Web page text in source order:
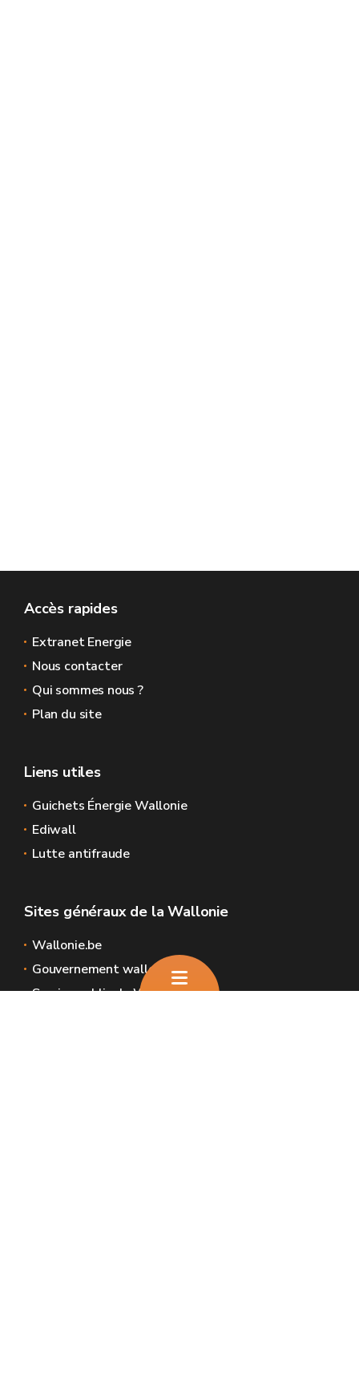
Accès rapides
Extranet Energie
Nous contacter
Qui sommes nous ?
Plan du site
Liens utiles
Guichets Énergie Wallonie
Ediwall
Lutte antifraude
Sites généraux de la Wallonie
Wallonie.be
Gouvernement wallon
Service public de Wallonie